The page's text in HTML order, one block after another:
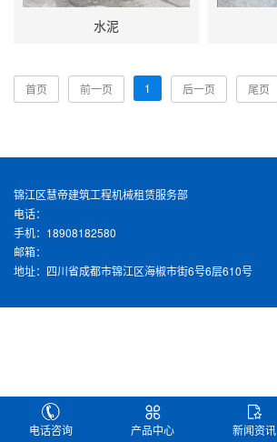
水泥
首页 前一页 1 后一页 尾页
锦江区慧帝建筑工程机械租赁服务部
电话：
手机：18908182580
邮箱：
地址：四川省成都市锦江区海椒市街6号6层610号
电话咨询 产品中心 新闻资讯